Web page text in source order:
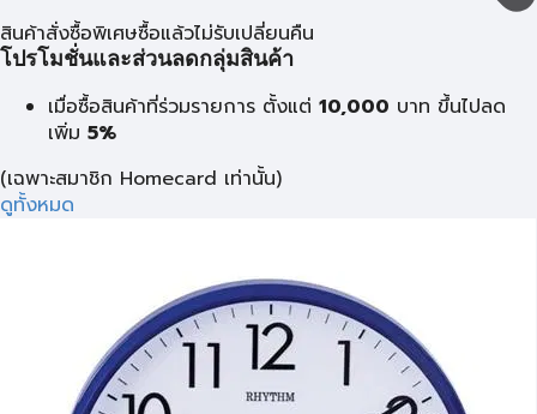
สินค้าสั่งซื้อพิเศษซื้อแล้วไม่รับเปลี่ยนคืน
โปรโมชั่นและส่วนลดกลุ่มสินค้า
เมื่อซื้อสินค้าที่ร่วมรายการ ตั้งแต่ 10,000 บาท ขึ้นไปลด
เพิ่ม 5%
(เฉพาะสมาชิก Homecard เท่านั้น)
ดูทั้งหมด